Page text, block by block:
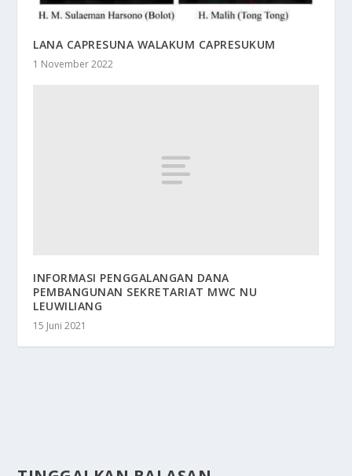
LANA CAPRESUNA WALAKUM CAPRESUKUM
1 November 2022
INFORMASI PENGGALANGAN DANA
PEMBANGUNAN SEKRETARIAT MWC NU
LEUWILIANG
15 Juni 2021